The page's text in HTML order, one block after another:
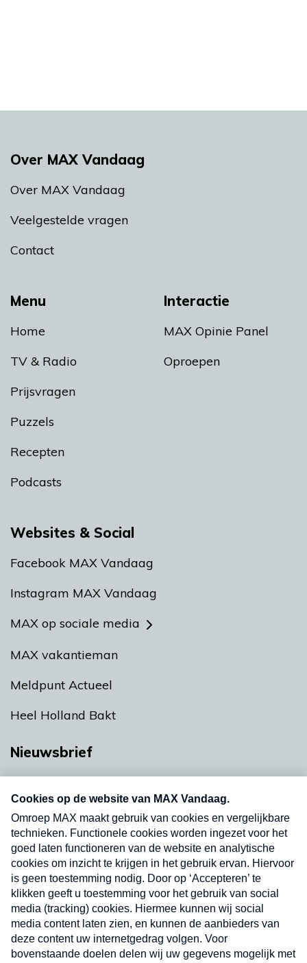
Menu
Home
TV & Radio
Prijsvragen
Puzzels
Recepten
Podcasts
Interactie
MAX Opinie Panel
Oproepen
Over MAX Vandaag
Over MAX Vandaag
Veelgestelde vragen
Contact
Websites & Social
Facebook MAX Vandaag
Instagram MAX Vandaag
MAX op sociale media
MAX vakantieman
Meldpunt Actueel
Heel Holland Bakt
Nieuwsbrief
nieuwsbrief. Elke vrijdag- en dinsdagochtend in
uw mailbox.
Verzend